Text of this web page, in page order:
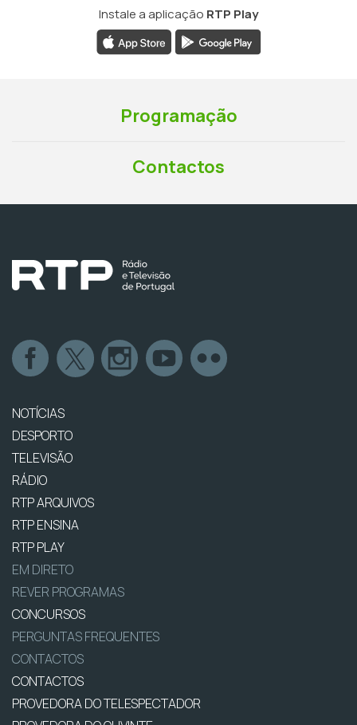
Instale a aplicação RTP Play
Programação
Contactos
NOTÍCIAS
DESPORTO
TELEVISÃO
RÁDIO
RTP ARQUIVOS
RTP ENSINA
RTP PLAY
EM DIRETO
REVER PROGRAMAS
CONCURSOS
PERGUNTAS FREQUENTES
CONTACTOS
CONTACTOS
PROVEDORA DO TELESPECTADOR